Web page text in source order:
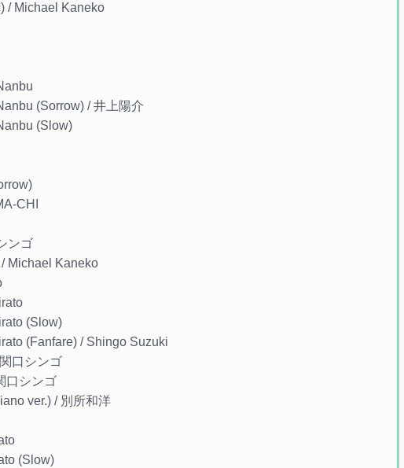
/ Michael Kaneko
(Sorrow) / 井上陽介
(Slow)
CHI
ンゴ
Michael Kaneko
(Slow)
(Fanfare) / Shingo Suzuki
口シンゴ
口シンゴ
ver.) / 別所和洋
(Slow)